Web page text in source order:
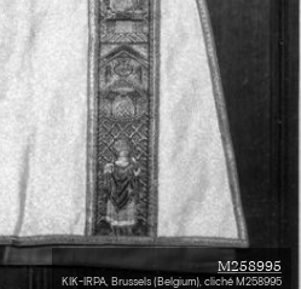
M258995
KIK-IRPA, Brussels (Belgium), cliché M258995